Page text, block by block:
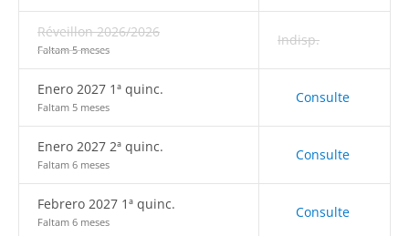
Réveillon 2026/2026
Faltam 5 meses
Indisp.
Enero 2027 1ª quinc.
Faltam 5 meses
Consulte
Enero 2027 2ª quinc.
Faltam 6 meses
Consulte
Febrero 2027 1ª quinc.
Faltam 6 meses
Consulte